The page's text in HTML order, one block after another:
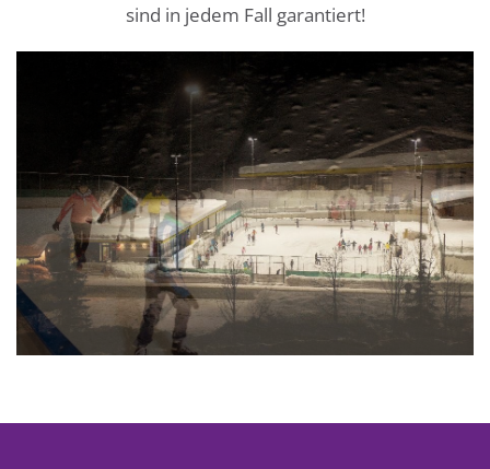
sind in jedem Fall garantiert!